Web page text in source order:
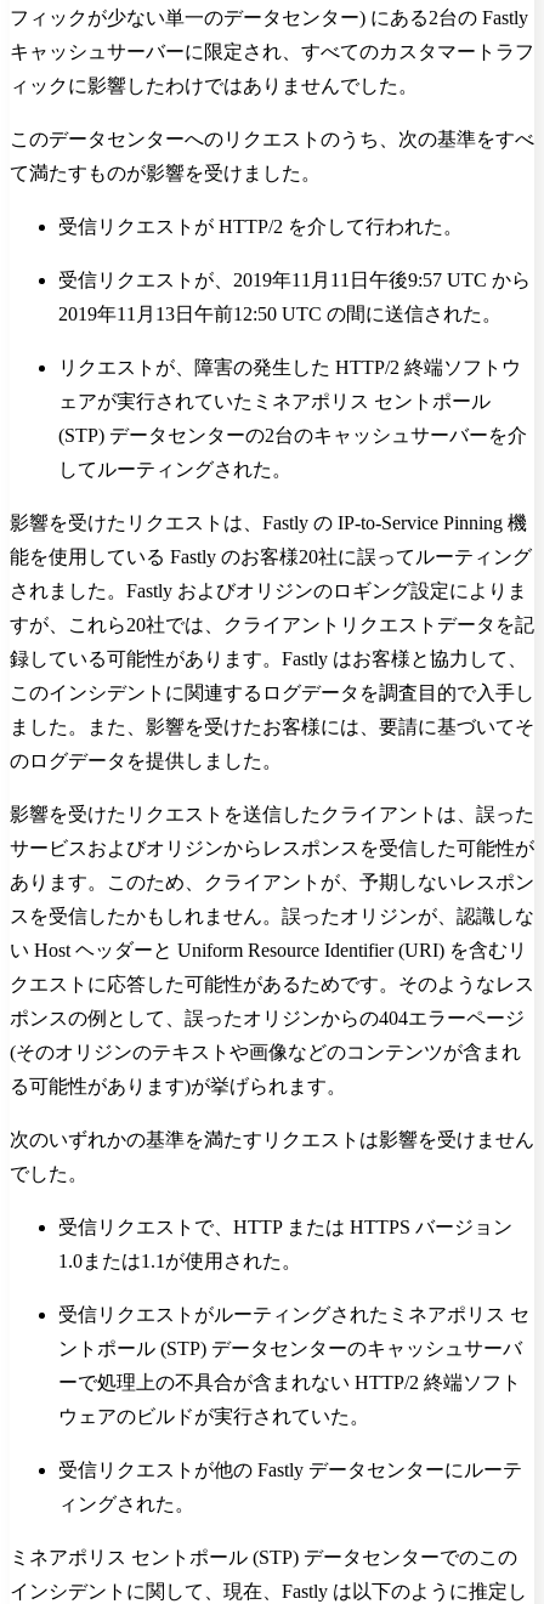
フィックが少ない単一のデータセンター) にある2台の Fastly
キャッシュサーバーに限定され、すべてのカスタマートラフ
ィックに影響したわけではありませんでした。
このデータセンターへのリクエストのうち、次の基準をすべ
て満たすものが影響を受けました。
受信リクエストが HTTP/2 を介して行われた。
受信リクエストが、2019年11月11日午後9:57 UTC から
2019年11月13日午前12:50 UTC の間に送信された。
リクエストが、障害の発生した HTTP/2 終端ソフトウ
ェアが実行されていたミネアポリス セントポール
(STP) データセンターの2台のキャッシュサーバーを介
してルーティングされた。
影響を受けたリクエストは、Fastly の IP-to-Service Pinning 機
能を使用している Fastly のお客様20社に誤ってルーティング
されました。Fastly およびオリジンのロギング設定によりま
すが、これら20社では、クライアントリクエストデータを記
録している可能性があります。Fastly はお客様と協力して、
このインシデントに関連するログデータを調査目的で入手し
ました。また、影響を受けたお客様には、要請に基づいてそ
のログデータを提供しました。
影響を受けたリクエストを送信したクライアントは、誤った
サービスおよびオリジンからレスポンスを受信した可能性が
あります。このため、クライアントが、予期しないレスポン
スを受信したかもしれません。誤ったオリジンが、認識しな
い Host ヘッダーと Uniform Resource Identifier (URI) を含むリ
クエストに応答した可能性があるためです。そのようなレス
ポンスの例として、誤ったオリジンからの404エラーページ
(そのオリジンのテキストや画像などのコンテンツが含まれ
る可能性があります)が挙げられます。
次のいずれかの基準を満たすリクエストは影響を受けません
でした。
受信リクエストで、HTTP または HTTPS バージョン
1.0または1.1が使用された。
受信リクエストがルーティングされたミネアポリス セ
ントポール (STP) データセンターのキャッシュサーバ
ーで処理上の不具合が含まれない HTTP/2 終端ソフト
ウェアのビルドが実行されていた。
受信リクエストが他の Fastly データセンターにルーテ
ィングされた。
ミネアポリス セントポール (STP) データセンターでのこの
インシデントに関して、現在、Fastly は以下のように推定し